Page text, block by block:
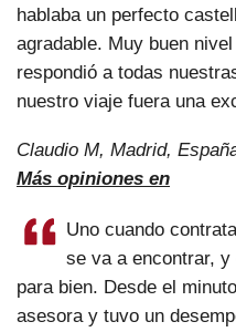
hablaba un perfecto
agradable. Muy buen
respondió a todas
nuestro viaje fuera una
Claudio M, Madrid,
Más opiniones en
Uno cuando
se va a encontrar,
para bien. Desde el
asesora y tuvo un